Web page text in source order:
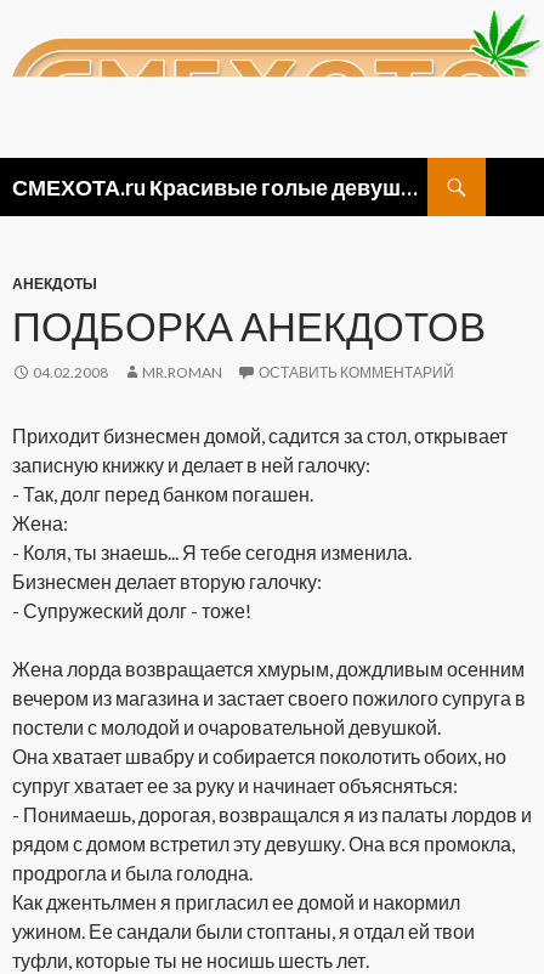
СМЕХОТА.ru Красивые голые девушки, прикольные картинки ню и видео приколы
АНЕКДОТЫ
ПОДБОРКА АНЕКДОТОВ
04.02.2008 MR.ROMAN ОСТАВИТЬ КОММЕНТАРИЙ
Приходит бизнесмен домой, садится за стол, открывает
записную книжку и делает в ней галочку:
- Так, долг перед банком погашен.
Жена:
- Коля, ты знаешь... Я тебе сегодня изменила.
Бизнесмен делает вторую галочку:
- Супружеский долг - тоже!
Жена лорда возвращается хмурым, дождливым осенним
вечером из магазина и застает своего пожилого супруга в
постели с молодой и очаровательной девушкой.
Она хватает швабру и собирается поколотить обоих, но
супруг хватает ее за руку и начинает объясняться:
- Понимаешь, дорогая, возвращался я из палаты лордов и
рядом с домом встретил эту девушку. Она вся промокла,
продрогла и была голодна.
Как джентьлмен я пригласил ее домой и накормил
ужином. Ее сандали были стоптаны, я отдал ей твои
туфли, которые ты не носишь шесть лет.